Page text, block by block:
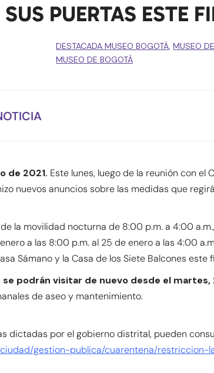
PUERTAS ESTE
DESTACADA MUSEO BOGOTÁ, MUSEO
MUSEO DE BOGOTÁ
de 2021. Este lunes, luego de la reunión con el
nuevos anuncios sobre las medidas que
la movilidad nocturna de 8:00 p.m. a 4:00
a las 8:00 p.m. al 25 de enero a las 4:00
Sámano y la Casa de los Siete Balcones este
se podrán visitar de nuevo desde el martes,
de aseo y mantenimiento.
dictadas por el gobierno distrital, pueden
gestion-publica/cuarentena/